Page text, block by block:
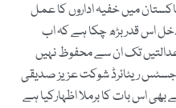
میں خفیہ اداروں کا عمل
اس قدر بڑھ چکا ہے کہ اب
تک ان سے محفوظ نہیں
ریٹائرڈ شوکت عزیز صدیقی
بھی اس بات کا برملا اظہارکیا ہے